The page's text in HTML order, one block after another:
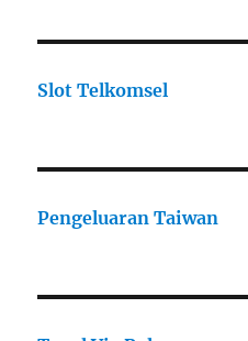
Slot Telkomsel
Pengeluaran Taiwan